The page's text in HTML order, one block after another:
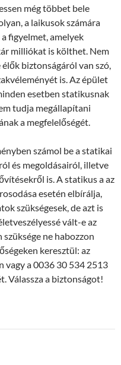
még többet bele
a laikusok számára
figyelmet, amelyek
milliókat is költhet. Nem
biztonságáról van szó,
is. Az épület
esetben statikusnak
tudja megállapítani
a megfelelőségét.
számol be a statikai
és megoldásairól, illetve
is. A statikus a az
esetén elbírálja,
szükségesek, de azt is
vált-e az
ne habozzon
keresztül: az
vagy a 0036 30 534 2513
Válassza a biztonságot!